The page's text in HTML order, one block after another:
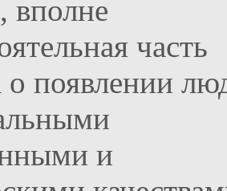
вполне
часть
о появлении
и